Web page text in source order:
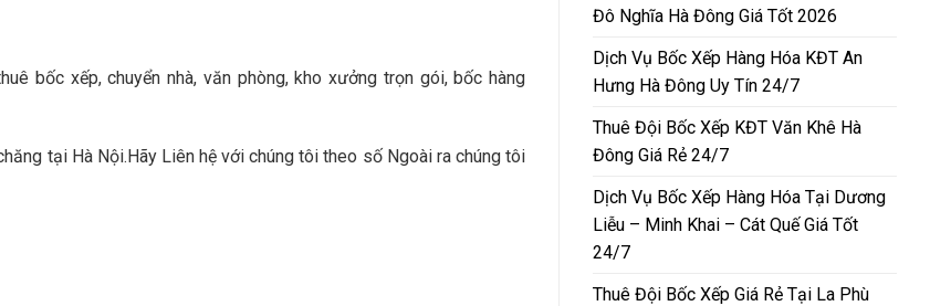
bốc xếp, chuyển nhà, văn phòng, kho xưởng trọn gói, bốc hàng
tại Hà Nội.Hãy Liên hệ với chúng tôi theo số Ngoài ra chúng tôi
Đô Nghĩa Hà Đông Giá Tốt 2026
Dịch Vụ Bốc Xếp Hàng Hóa KĐT An
Hưng Hà Đông Uy Tín 24/7
Thuê Đội Bốc Xếp KĐT Văn Khê Hà
Đông Giá Rẻ 24/7
Dịch Vụ Bốc Xếp Hàng Hóa Tại Dương
Liễu – Minh Khai – Cát Quế Giá Tốt
24/7
Thuê Đội Bốc Xếp Giá Rẻ Tại La Phù